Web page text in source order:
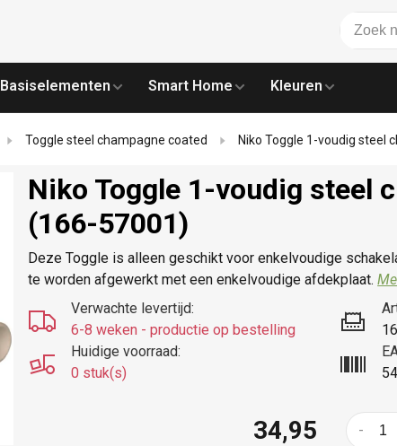
Basiselementen Smart Home Kleuren
Toggle steel champagne coated Niko Toggle 1-voudig steel
Niko Toggle 1-voudig steel
(166-57001)
Deze Toggle is alleen geschikt voor enkelvoudige
te worden afgewerkt met een enkelvoudige afdekplaat.
Verwachte levertijd:
6-8 weken - productie op bestelling
Huidige voorraad:
0 stuk(s)
34,95 -